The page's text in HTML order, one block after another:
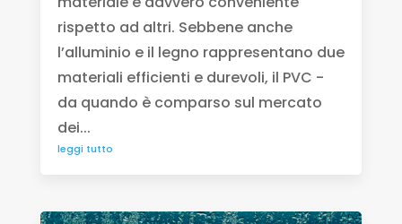
rispetto ad altri. Sebbene anche
l’alluminio e il legno rappresentano due
materiali efficienti e durevoli, il PVC -
da quando è comparso sul mercato
dei...
leggi tutto